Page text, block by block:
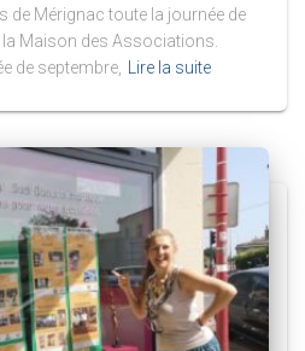
de Mérignac toute la journée de
la Maison des Associations.
de septembre, Lire la suite